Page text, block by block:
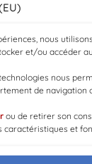
nous
et/ou accéder
nous
de navigation
ou de retirer son
et